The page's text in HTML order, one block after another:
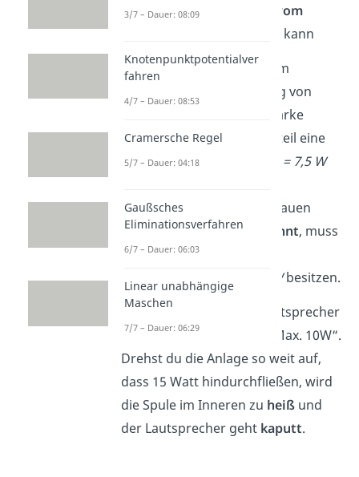
=maximaleLeistung, die
vom
werden kann
Liegt zum Beispiel an einem
Widerstand eine Spannung von
und eine Stromstärke
I = 0,75 Aan ,wird das Bauteil eine
elektrische Leistung von
P = 7,5 W
Damit Bauteil, das du verbauen
möchtest,nicht durchbrennt, muss
es also mindestens eine
Maximalleistung
Wbesitzen.
➡️Beispiel:
Ein kleiner Lautsprecher
hat oft eine Angabe wie „Max. 10W“.
Drehst du die Anlage so weit auf,
dass 15 Watt hindurchfließen, wird
die Spule im Inneren zu heißund
der Lautsprecher geht kaputt.
3/7 – Dauer: 08:09
Knotenpunktpotentialver
fahren
4/7 – Dauer: 08:53
Cramersche Regel
5/7 – Dauer: 04:18
Gaußsches
Eliminationsverfahren
6/7 – Dauer: 06:03
Linear unabhängige
Maschen
7/7 – Dauer: 06:29